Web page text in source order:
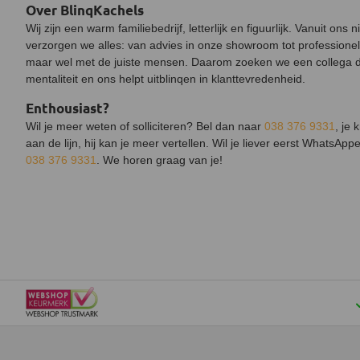
Over BlinqKachels
Wij zijn een warm familiebedrijf, letterlijk en figuurlijk. Vanuit ons
verzorgen we alles: van advies in onze showroom tot
maar wel met de juiste mensen. Daarom zoeken we een collega
mentaliteit en ons helpt uitblinqen in klanttevredenheid.
Enthousiast?
Wil je meer weten of solliciteren? Bel dan naar 038 376 9331
, je
aan de lijn, hij kan je meer vertellen. Wil je liever eerst
038 376 9331
. We horen graag van je!